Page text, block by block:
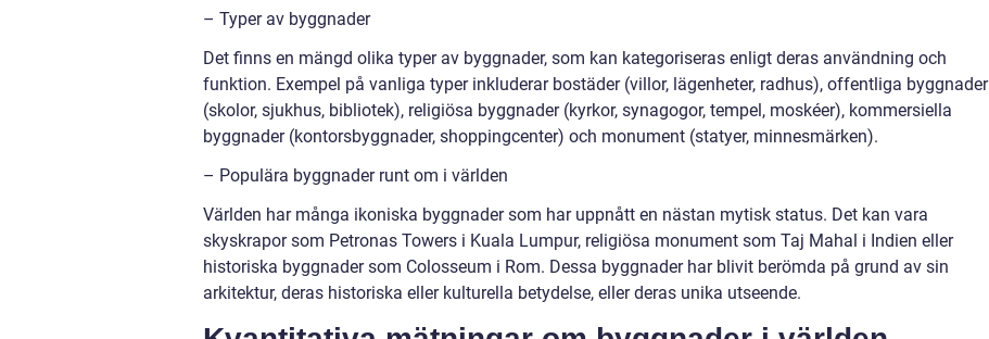
– Typer av byggnader
Det finns en mängd olika typer av byggnader, som kan kategoriseras enligt deras användning och
funktion. Exempel på vanliga typer inkluderar bostäder (villor, lägenheter, radhus), offentliga byggnader
(skolor, sjukhus, bibliotek), religiösa byggnader (kyrkor, synagogor, tempel, moskéer), kommersiella
byggnader (kontorsbyggnader, shoppingcenter) och monument (statyer, minnesmärken).
– Populära byggnader runt om i världen
Världen har många ikoniska byggnader som har uppnått en nästan mytisk status. Det kan vara
skyskrapor som Petronas Towers i Kuala Lumpur, religiösa monument som Taj Mahal i Indien eller
historiska byggnader som Colosseum i Rom. Dessa byggnader har blivit berömda på grund av sin
arkitektur, deras historiska eller kulturella betydelse, eller deras unika utseende.